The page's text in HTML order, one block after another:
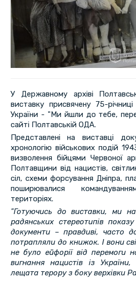
У Державному архіві
виставку присвячену 75-
України - "Ми йшли до тебе,
сайті Полтавській ОДА.
Представлені на виставці
хронологію військових подій
визволення бійцями Червоної
Полтавщини від нацистів,
сіл, схеми форсування Дніпра,
поширювалися
територіях.
"Готуючись до виставки, ми
радянських стереотипів
документи – правдиві, часто
потрапляли до книжок. І вони
не було ейфорії від перемоги
вигнання нацистів із
лещата терору з боку верхівки